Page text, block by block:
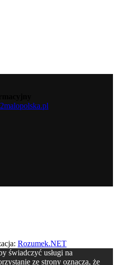
Rozumek.NET
świadczyć usługi na
ze strony oznacza, że